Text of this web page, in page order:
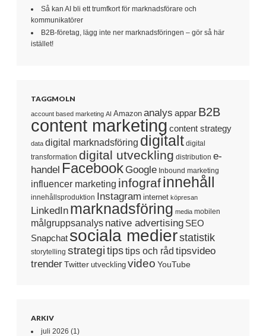
Så kan AI bli ett trumfkort för marknadsförare och
kommunikatörer
B2B-företag, lägg inte ner marknadsföringen – gör så här
istället!
TAGGMOLN
account based marketing AI Amazon analys appar B2B
content marketing content strategy
data digital marknadsföring digitalt digital
transformation digital utveckling distribution e-
handel Facebook Google Inbound marketing
influencer marketing infografinnehåll
innehållsproduktion Instagram internet köpresan
LinkedIn marknadsföring media mobilen
målgruppsanalys native advertising SEO
Snapchat sociala medierstatistik
storytelling strategi tipstips och råd tipsvideo
trenderTwitter utveckling video YouTube
ARKIV
juli 2026 (1)